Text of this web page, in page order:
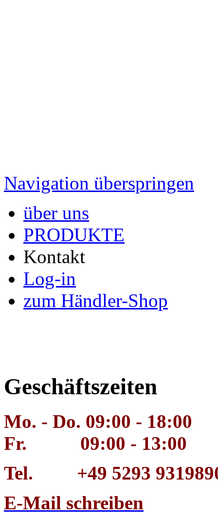
Navigation überspringen
über uns
PRODUKTE
Kontakt
Log-in
zum Händler-Shop
Geschäftszeiten
Mo. - Do. 09:00 - 18:00
Fr. 09:00 - 13:00
Tel. +49 5293
E-Mail schreiben